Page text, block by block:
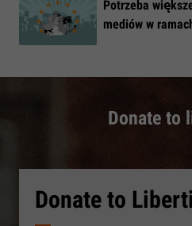
​Potrzeba
mediów w
Donate to
Donate to